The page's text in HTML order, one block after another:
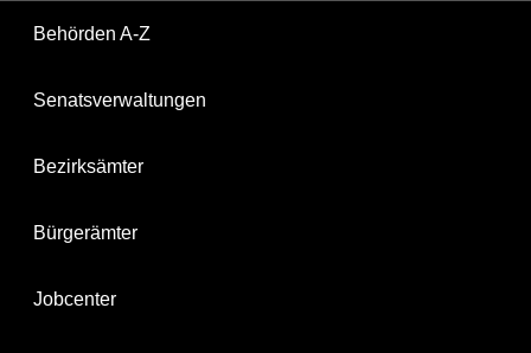
Behörden A-Z
Senatsverwaltungen
Bezirksämter
Bürgerämter
Jobcenter